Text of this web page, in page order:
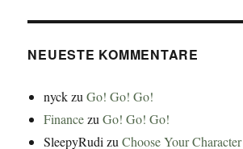
NEUESTE KOMMENTARE
nyckzuGo! Go! Go!
FinancezuGo! Go! Go!
SleepyRudi zuChoose Your Character